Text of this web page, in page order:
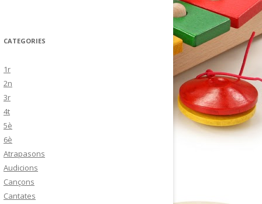
CATEGORIES
1r
2n
3r
4t
5è
6è
Atrapasons
Audicions
Cançons
Cantates